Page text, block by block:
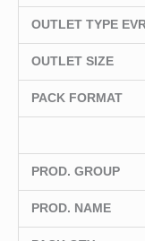
OUTLET TYPE
OUTLET SIZE
PACK FORMAT
PROD. GROUP
PROD. NAME